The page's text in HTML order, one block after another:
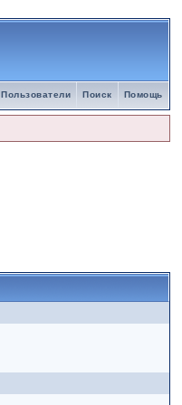
Помощь
Поиск
Пользователи